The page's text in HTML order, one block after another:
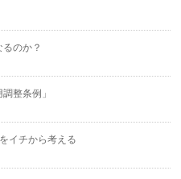
るのか？
整条例」
イチから考える